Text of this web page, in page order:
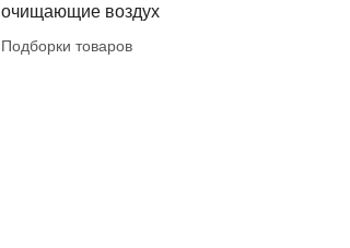
очищающие воздух
Подборки товаров